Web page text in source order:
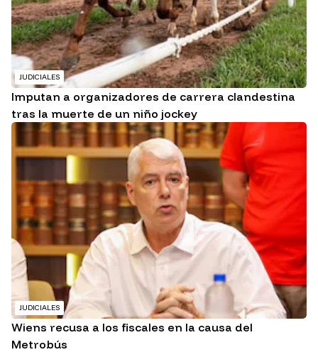
JUDICIALES
Imputan a organizadores de carrera clandestina
tras la muerte de un niño jockey
JUDICIALES
Wiens recusa a los fiscales en la causa del
Metrobús